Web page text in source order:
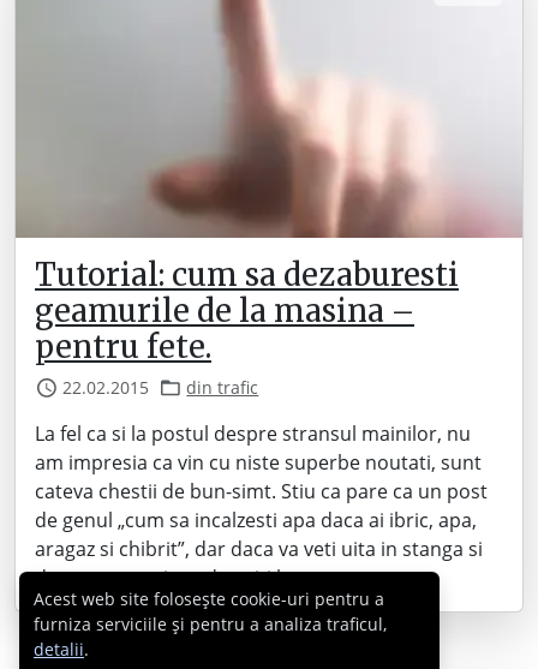
Tutorial: cum sa dezaburesti
geamurile de la masina –
pentru fete.
22.02.2015 din trafic
La fel ca si la postul despre stransul mainilor, nu
am impresia ca vin cu niste superbe noutati, sunt
cateva chestii de bun-simt. Stiu ca pare ca un post
de genul „cum sa incalzesti apa daca ai ibric, apa,
aragaz si chibrit”, dar daca va veti uita in stanga si
dreapta atunci cand opriti la…
Acest web site folosește cookie-uri pentru a
furniza serviciile și pentru a analiza traficul,
detalii.